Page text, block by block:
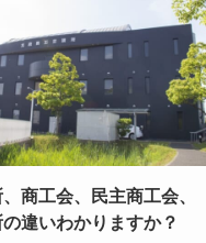
商工会、民主商工会、
違いわかりますか？